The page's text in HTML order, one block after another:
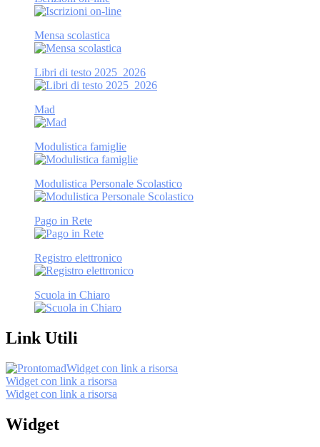
Mensa scolastica
Libri di testo 2025_2026
Mad
Modulistica famiglie
Modulistica Personale Scolastico
Pago in Rete
Registro elettronico
Scuola in Chiaro
Link Utili
Widget con link a risorsa
Widget con link a risorsa
Widget con link a risorsa
Widget